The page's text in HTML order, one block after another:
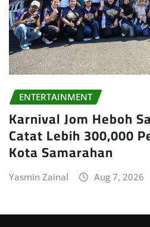
ENTERTAINMENT
Karnival Jom Heboh
Catat Lebih 300,000
Kota Samarahan
Yasmin Zainal Aug 7, 2026